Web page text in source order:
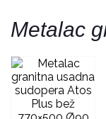
Metalac